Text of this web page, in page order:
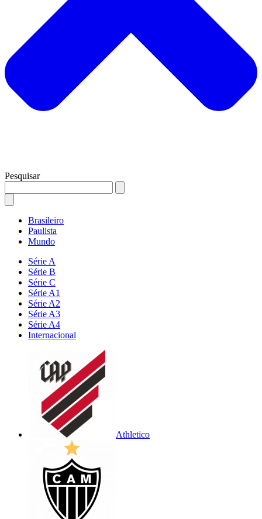
Pesquisar
Brasileiro
Paulista
Mundo
Série A
Série B
Série C
Série A1
Série A2
Série A3
Série A4
Internacional
Athletico